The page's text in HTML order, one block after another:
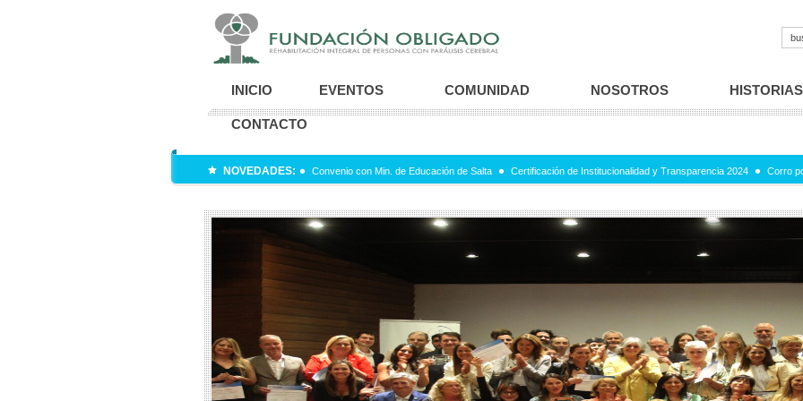
INICIO EVENTOS COMUNIDAD NOSOTROS
CONTACTO
NOVEDADES: Convenio con Min. de Educación de Salta Certificación de Institucionalidad y Transparencia 2024 Corro